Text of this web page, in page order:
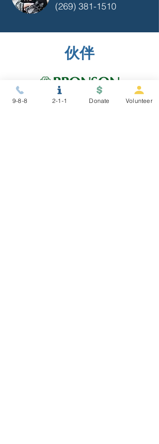
(269) 381-1510
伙伴
9-8-8 2-1-1 Donate Volunteer